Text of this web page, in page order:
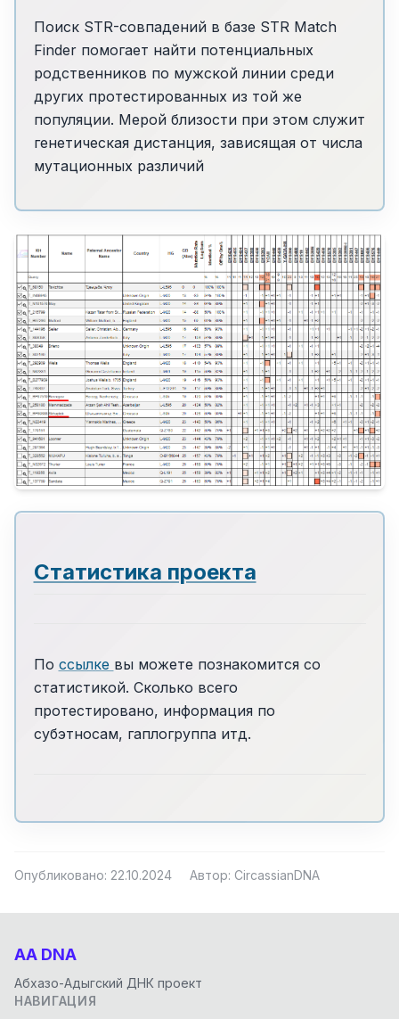
Поиск STR-совпадений в базе STR Match
Finder помогает найти потенциальных
родственников по мужской линии среди
других протестированных из той же
популяции. Мерой близости при этом служит
генетическая дистанция, зависящая от числа
мутационных различий
Статистика проекта
По ссылке вы можете познакомится со
статистикой. Сколько всего
протестировано, информация по
субэтносам, гаплогруппа итд.
Опубликовано: 22.10.2024 Автор: CircassianDNA
AA DNA
Абхазо-Адыгский ДНК проект
НАВИГАЦИЯ